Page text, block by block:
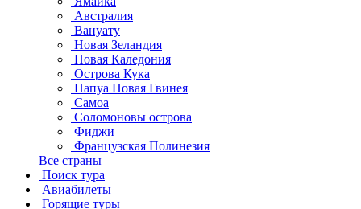
Австралия
Вануату
Новая Зеландия
Новая Каледония
Острова Кука
Папуа Новая Гвинея
Самоа
Соломоновы острова
Фиджи
Французская Полинезия
Все страны
Поиск тура
Авиабилеты
Горящие туры